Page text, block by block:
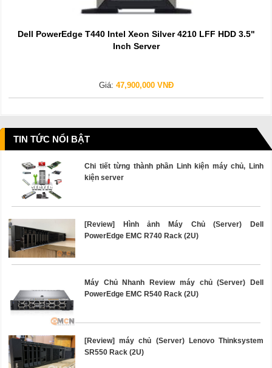
Dell PowerEdge T440 Intel Xeon Silver 4210 LFF HDD 3.5"
Inch Server
Giá: 47,900,000 VNĐ
TIN TỨC NỔI BẬT
Chi tiết từng thành phần Linh kiện máy chủ, Linh
kiện server
[Review] Hình ảnh Máy Chủ (Server) Dell
PowerEdge EMC R740 Rack (2U)
Máy Chủ Nhanh Review máy chủ (Server) Dell
PowerEdge EMC R540 Rack (2U)
[Review] máy chủ (Server) Lenovo Thinksystem
SR550 Rack (2U)